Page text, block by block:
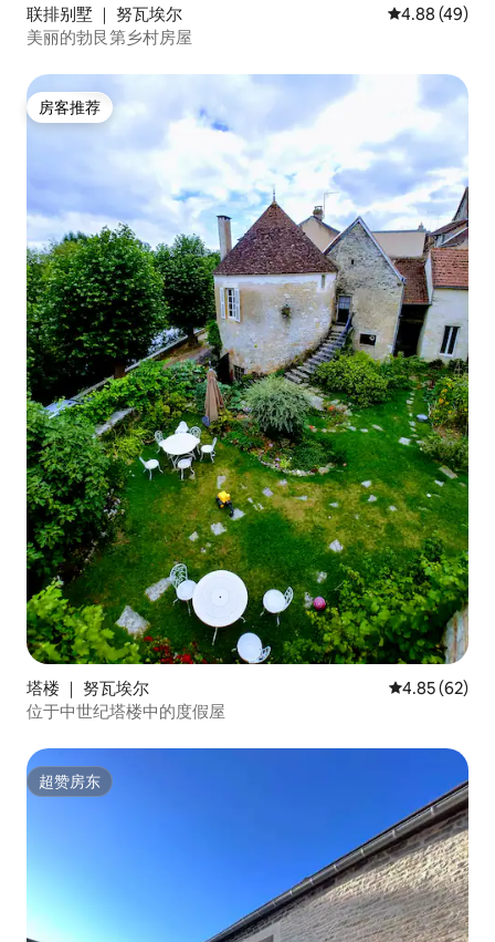
联排别墅 ｜ 努瓦埃尔 平均评分
4.88 (49)
美丽的勃艮第乡村房屋
房客推荐
房客推荐
塔楼 ｜ 努瓦埃尔 平均评分
4.85 (62)
位于中世纪塔楼中的度假屋
超赞房东
超赞房东